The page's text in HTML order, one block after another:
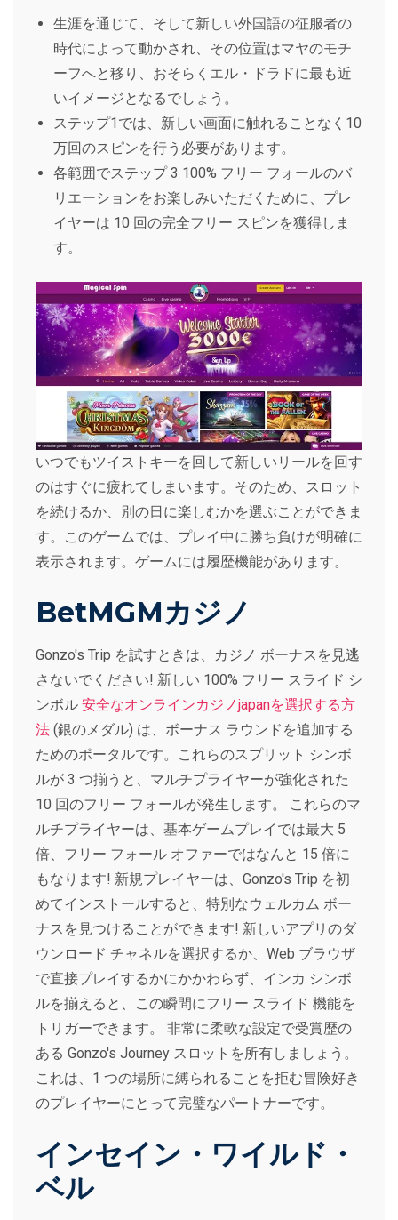
生涯を通じて、そして新しい外国語の征服者の
時代によって動かされ、その位置はマヤのモチ
ーフへと移り、おそらくエル・ドラドに最も近
いイメージとなるでしょう。
ステップ1では、新しい画面に触れることなく10
万回のスピンを行う必要があります。
各範囲でステップ 3 100% フリー フォールのバ
リエーションをお楽しみいただくために、プレ
イヤーは 10 回の完全フリー スピンを獲得しま
す。
いつでもツイストキーを回して新しいリールを回す
のはすぐに疲れてしまいます。そのため、スロット
を続けるか、別の日に楽しむかを選ぶことができま
す。このゲームでは、プレイ中に勝ち負けが明確に
表示されます。ゲームには履歴機能があります。
BetMGMカジノ
Gonzo's Trip を試すときは、カジノ ボーナスを見逃
さないでください! 新しい 100% フリー スライド シ
ンボル 安全なオンラインカジノjapanを選択する方
法 (銀のメダル) は、ボーナス ラウンドを追加する
ためのポータルです。これらのスプリット シンボ
ルが 3 つ揃うと、マルチプライヤーが強化された
10 回のフリー フォールが発生します。 これらのマ
ルチプライヤーは、基本ゲームプレイでは最大 5
倍、フリー フォール オファーではなんと 15 倍に
もなります! 新規プレイヤーは、Gonzo's Trip を初
めてインストールすると、特別なウェルカム ボー
ナスを見つけることができます! 新しいアプリのダ
ウンロード チャネルを選択するか、Web ブラウザ
で直接プレイするかにかかわらず、インカ シンボ
ルを揃えると、この瞬間にフリー スライド 機能を
トリガーできます。 非常に柔軟な設定で受賞歴の
ある Gonzo's Journey スロットを所有しましょう。
これは、1 つの場所に縛られることを拒む冒険好き
のプレイヤーにとって完璧なパートナーです。
インセイン・ワイルド・
ベル